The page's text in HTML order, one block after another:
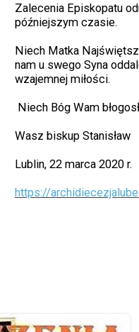
Zalecenia Episkopatu
późniejszym czasie.
Niech Matka
nam u swego Syna
wzajemnej miłości.
Niech Bóg Wam
Wasz biskup Stanisław
Lublin, 22 marca 2020 r.
https://